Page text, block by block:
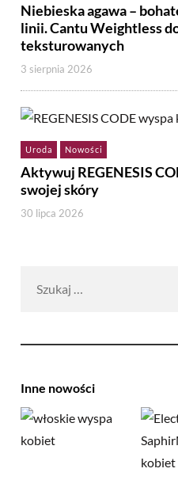
Niebieska agawa –
linii. Cantu Weightless
teksturowanych
3 sierpnia 2026
Uroda Nowości
Aktywuj REGENESIS
swojej skóry
30 lipca 2026
Inne nowości